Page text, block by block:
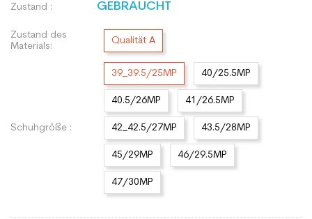
Zustand : GEBRAUCHT
Zustand des
Materials:
Qualität A
Schuhgröße :
39_39.5/25MP 40/25.5MP
40.5/26MP 41/26.5MP
42_42.5/27MP 43.5/28MP
45/29MP 46/29.5MP
47/30MP